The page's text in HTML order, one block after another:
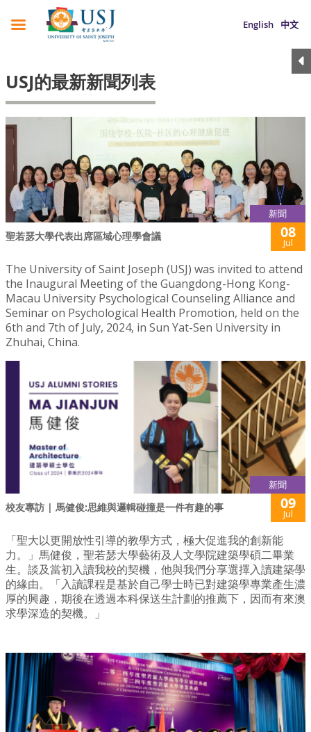
English 中文
USJ的最新新聞列表
新聞
聖若瑟大學代表出席區域心理學會議 08
Jul
The University of Saint Joseph (USJ) was invited to attend
the Inaugural Meeting of the Guangdong-Hong Kong-
Macau University Psychological Counseling Alliance and
Seminar on Psychological Health Promotion, held on the
6th and 7th of July, 2024, in Sun Yat-Sen University in
Zhuhai, China.
新聞
校友專訪 | 馬健俊:思維與邏輯碰撞是一件有趣的事 09
Jul
「聖大以更開放性引導的教學方式，極大促進我的創新能
力。」馬健俊，聖若瑟大學藝術及人文學院建築學碩二畢業
生。談及當初入讀我校的契機，他與我們分享選擇入讀建築學
的緣由。「入讀課程是基於自己學士時已對建築學專業產生濃
厚的興趣，期後在透過本科保送生計劃的推薦下，因而有來澳
求學深造的契機。」